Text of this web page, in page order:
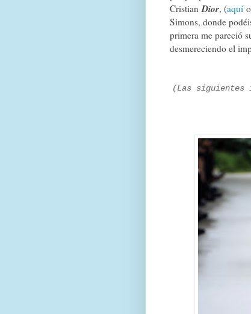
CristianDior, (aquí
Simons, donde
primera me pareció
desmereciendo el
(Las siguientes